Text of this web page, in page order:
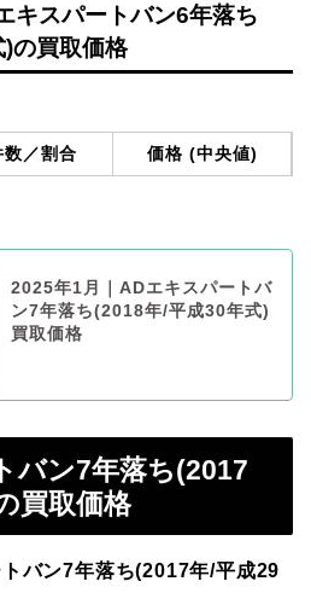
キスパートバン6年落ち
の買取価格
数／割合 価格 (中央値)
2025年1月｜ADエキスパートバ
ン7年落ち(2018年/平成30年式)
買取価格
バン7年落ち(2017
買取価格
バン7年落ち(2017年/平成29